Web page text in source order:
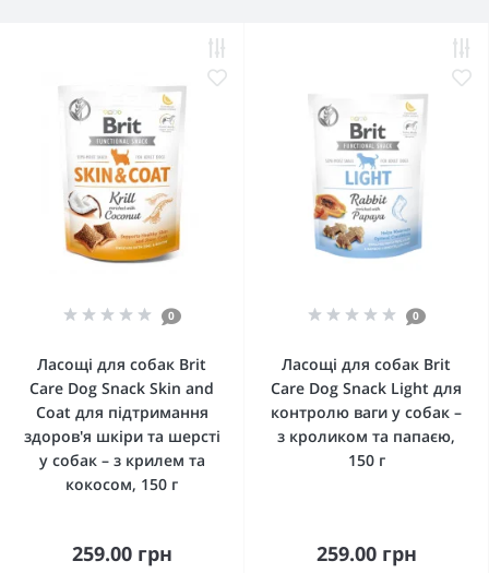
0
Ласощі для собак Brit
Care Dog Snack Skin and
Coat для підтримання
здоров'я шкіри та шерсті
у собак – з крилем та
кокосом, 150 г
259.00 грн
0
Ласощі для собак Brit
Care Dog Snack Light для
контролю ваги у собак –
з кроликом та папаєю,
150 г
259.00 грн